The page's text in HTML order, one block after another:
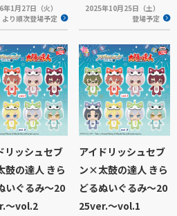
年1月27日（火）
より順次登場予定
2025年10月25日（土）
登場予定
リッシュセブ
鼓の達人 きら
いぐるみ～20
～vol.2
アイドリッシュセブ
ン×太鼓の達人 きら
どるぬいぐるみ～20
25ver.～vol.1